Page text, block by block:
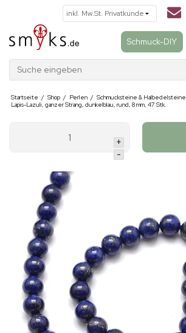
Schmuck-DIY
Suche eingeben
Startseite / Shop / Perlen / Schmucksteine & Halbedelsteine
Lapis-Lazuli, ganzer Strang, dunkelblau, rund, 8 mm, 47 Stk.
+
-